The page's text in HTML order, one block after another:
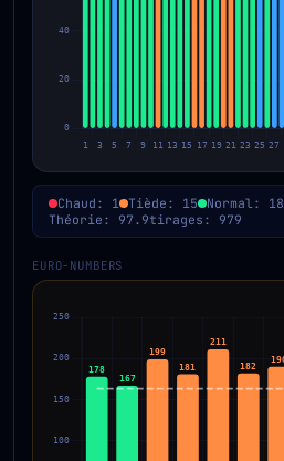
Chaud: 1 Tiède: 15 Normal: 18
Théorie: 97.9tirages: 979
EURO-NUMBERS